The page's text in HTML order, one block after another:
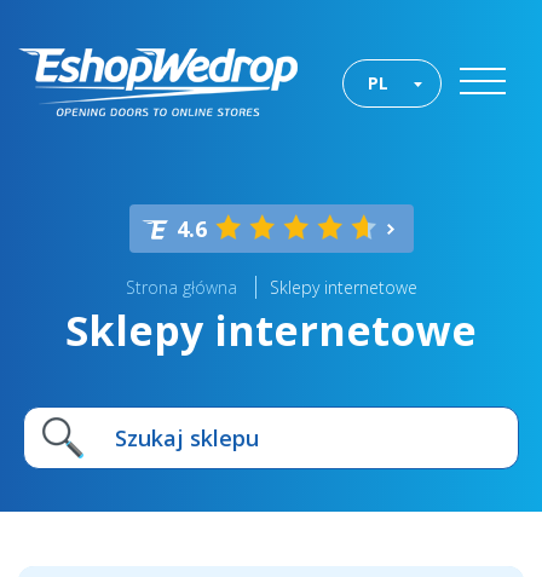
PL
4.6
Strona główna Sklepy internetowe
Sklepy internetowe